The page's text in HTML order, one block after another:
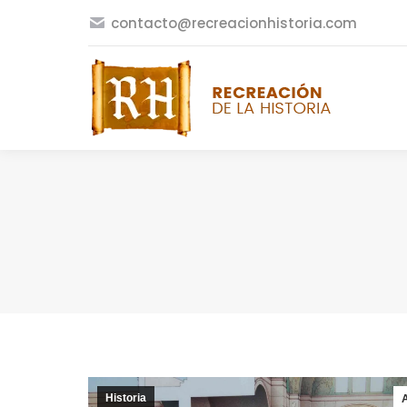
contacto@recreacionhistoria.com
Historia